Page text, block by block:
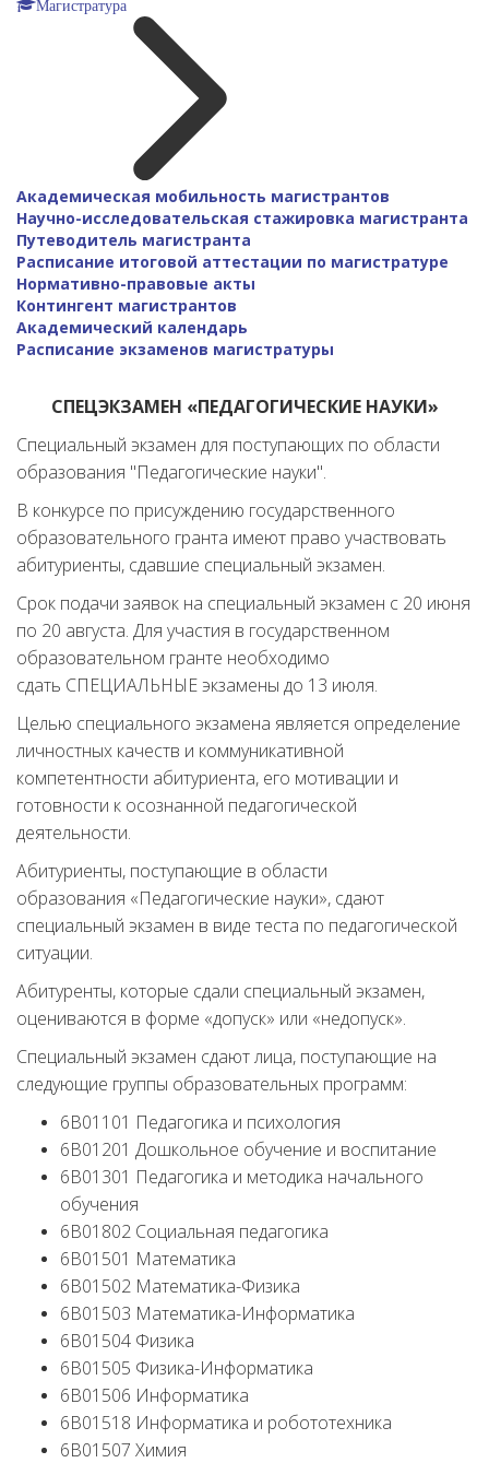
Магистратура
Академическая мобильность магистрантов
Научно-исследовательская стажировка магистранта
Путеводитель магистранта
Расписание итоговой аттестации по магистратуре
Нормативно-правовые акты
Контингент магистрантов
Академический календарь
Расписание экзаменов магистратуры
СПЕЦЭКЗАМЕН «ПЕДАГОГИЧЕСКИЕ НАУКИ»
Специальный экзамен для поступающих по области
образования "Педагогические науки".
В конкурсе по присуждению государственного
образовательного гранта имеют право участвовать
абитуриенты, сдавшие специальный экзамен.
Срок подачи заявок на специальный экзамен с 20 июня
по 20 августа. Для участия в государственном
образовательном гранте необходимо
сдать СПЕЦИАЛЬНЫЕ экзамены до 13 июля.
Целью специального экзамена является определение
личностных качеств и коммуникативной
компетентности абитуриента, его мотивации и
готовности к осознанной педагогической
деятельности.
Абитуриенты, поступающие в области
образования «Педагогические науки», сдают
специальный экзамен в виде теста по педагогической
ситуации.
Абитуренты, которые сдали специальный экзамен,
оцениваются в форме «допуск» или «недопуск».
Специальный экзамен сдают лица, поступающие на
следующие группы образовательных программ:
6В01101 Педагогика и психология
6В01201 Дошкольное обучение и воспитание
6В01301 Педагогика и методика начального
обучения
6В01802 Социальная педагогика
6В01501 Математика
6В01502 Математика-Физика
6В01503 Математика-Информатика
6В01504 Физика
6В01505 Физика-Информатика
6В01506 Информатика
6В01518 Информатика и робототехника
6В01507 Химия